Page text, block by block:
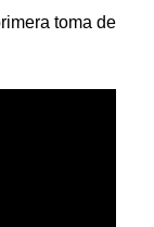
toma de